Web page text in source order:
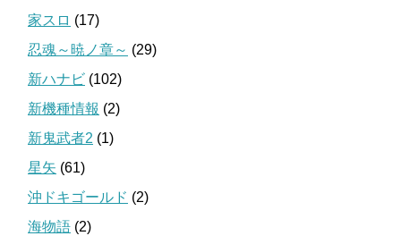
家スロ (17)
忍魂～暁ノ章～ (29)
新ハナビ (102)
新機種情報 (2)
新鬼武者2 (1)
星矢 (61)
沖ドキゴールド (2)
海物語 (2)